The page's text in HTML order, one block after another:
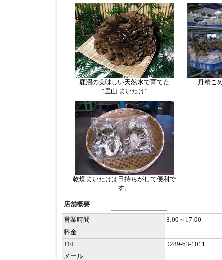
鹿沼の美味しい天然水で育てた
“里山 まいたけ”
丹精こ
乾燥まいたけは日持ちがして便利で
す。
店舗概要
営業時間
8:00～17:00
料金
TEL
0289-63-1011
メール